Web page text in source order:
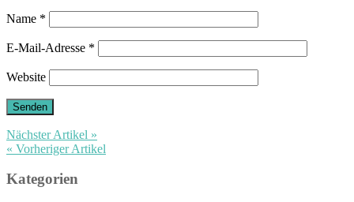
Name *
E-Mail-Adresse *
Website
Nächster Artikel »
« Vorheriger Artikel
Kategorien